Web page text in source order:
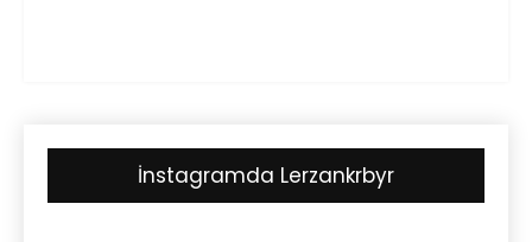
İnstagramda Lerzankrbyr